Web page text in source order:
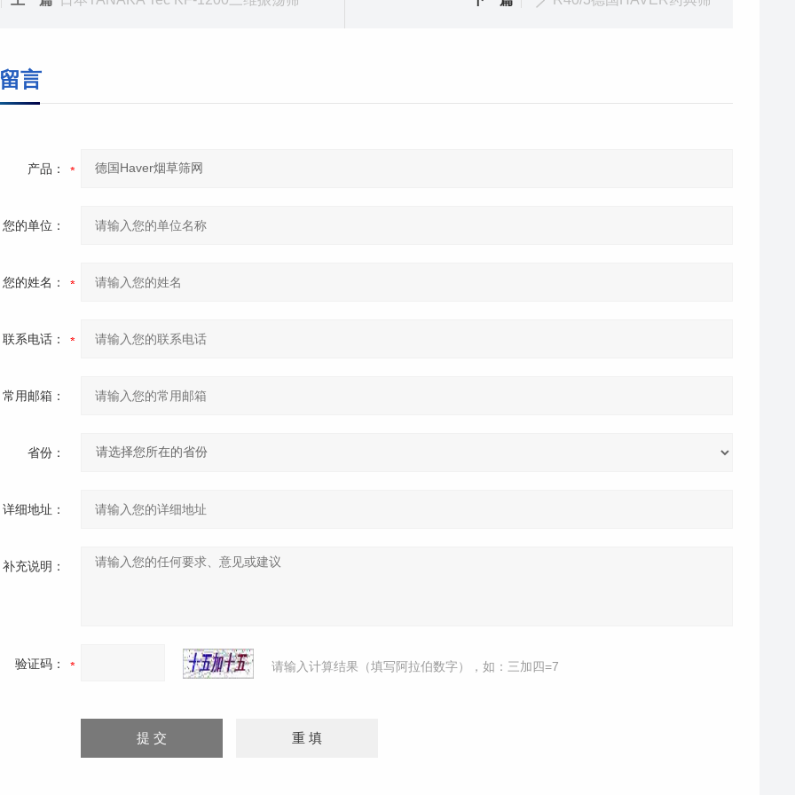
言
产品：
您的单位：
您的姓名：
联系电话：
常用邮箱：
省份：
详细地址：
补充说明：
验证码： 请输入计算结果（填写阿拉伯数字），如：三加四=7